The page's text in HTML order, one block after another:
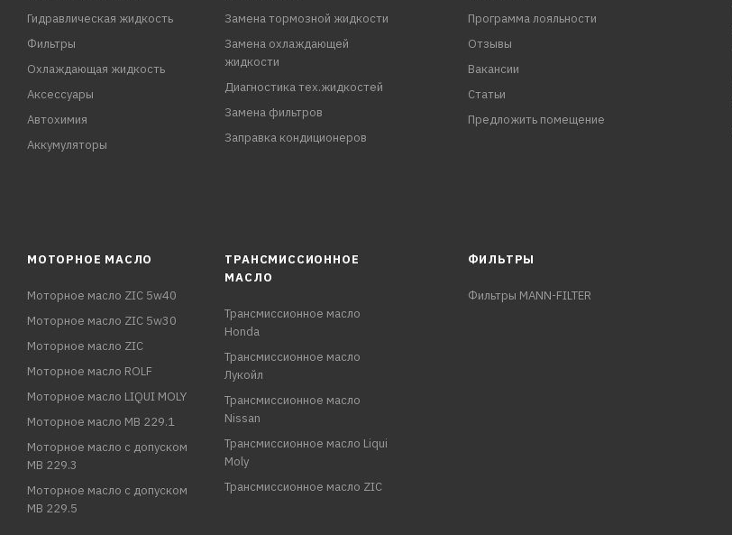
Гидравлическая жидкость
Фильтры
Охлаждающая жидкость
Аксессуары
Автохимия
Аккумуляторы
Замена тормозной жидкости
Замена охлаждающей
жидкости
Диагностика тех.жидкостей
Замена фильтров
Заправка кондиционеров
Программа лояльности
Отзывы
Вакансии
Статьи
Предложить помещение
МОТОРНОЕ МАСЛО
Моторное масло ZIC 5w40
Моторное масло ZIC 5w30
Моторное масло ZIC
Моторное масло ROLF
Моторное масло LIQUI MOLY
Моторное масло MB 229.1
Моторное масло с допуском
MB 229.3
Моторное масло с допуском
MB 229.5
ТРАНСМИССИОННОЕ
МАСЛО
Трансмиссионное масло
Honda
Трансмиссионное масло
Лукойл
Трансмиссионное масло
Nissan
Трансмиссионное масло Liqui
Moly
Трансмиссионное масло ZIC
ФИЛЬТРЫ
Фильтры MANN-FILTER